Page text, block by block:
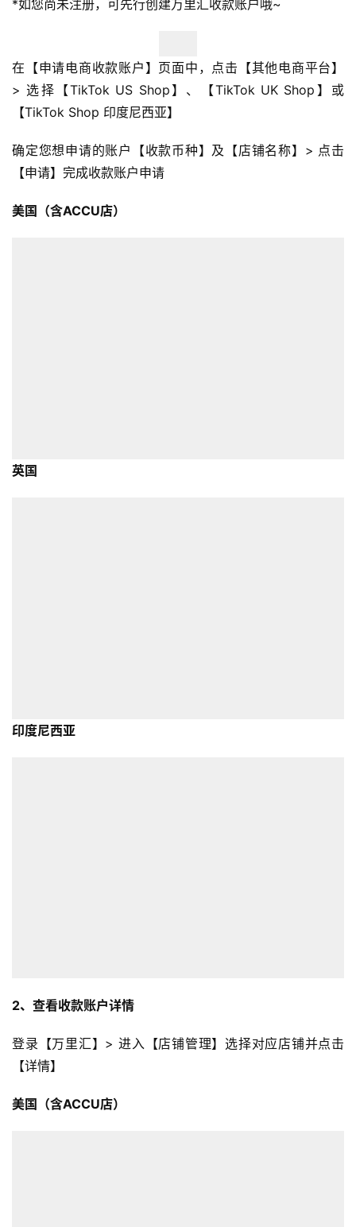
*如您尚未注册，可先行创建万里汇收款账户哦~
在【申请电商收款账户】页面中，点击【其他电商平台】
> 选择【TikTok US Shop】、【TikTok UK Shop】或
【TikTok Shop 印度尼西亚】
确定您想申请的账户【收款币种】及【店铺名称】> 点击
【申请】完成收款账户申请
美国（含ACCU店）
英国
印度尼西亚
2、查看收款账户详情
登录【万里汇】> 进入【店铺管理】选择对应店铺并点击
【详情】
美国（含ACCU店）